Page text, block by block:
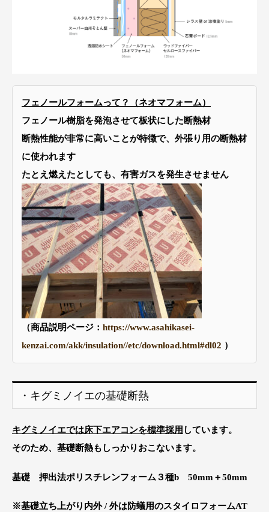
フェノールフォームって？（ネオマフォーム）
フェノール樹脂を発泡させて板状にした断熱材
断熱性能が非常に高いことが特徴で、外張り用の断熱材
に使われます
たとえ燃えたとしても、有害ガスを発生させません
（商品説明ページ： https://www.asahikasei-
kenzai.com/akk/insulation//etc/download.html#dl02 ）
・キグミノイエの基礎断熱
キグミノイエでは床下エアコンを標準採用 しています。
そのため、基礎断熱もしっかりおこないます。
基礎 押出法ポリスチレンフォーム３種b 50mm＋50mm
※基礎立ち上がり内外 / 外は防蟻用のスタイロフォームAT